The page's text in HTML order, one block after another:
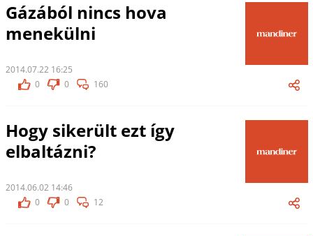
Gázából nincs hova
menekülni
2014.07.22 16:25
0
0 160
Hogy sikerült ezt így
elbaltázni?
2014.06.02 14:46
0
0 12